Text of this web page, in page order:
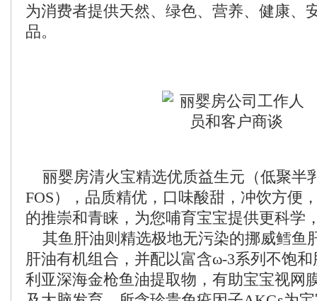
为消费者提供天然、绿色、营养、健康、
品。
丽婴房清火宝精选优质益生元（低聚半
FOS），品质精优，口味酸甜，冲饮方便
的推崇和青睐，为您哺育宝宝提供更科学
其鱼肝油则精选极地无污染的挪威鳕鱼
肝油有机组合，并配以富含ω-3系列不饱
利亚深海金枪鱼油提取物，有助宝宝视网